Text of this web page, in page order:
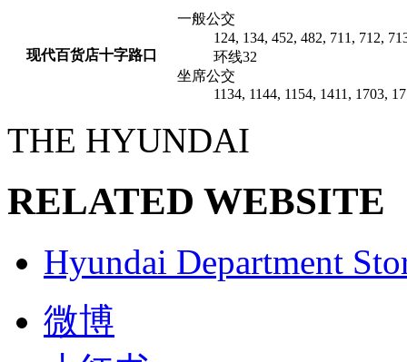
现代百货店十字路口
一般公交
124, 134, 452, 482, 711, 712,
环线32
坐席公交
1134, 1144, 1154, 1411, 1703,
THE HYUNDAI
RELATED WEBSITE
Hyundai Department
微博